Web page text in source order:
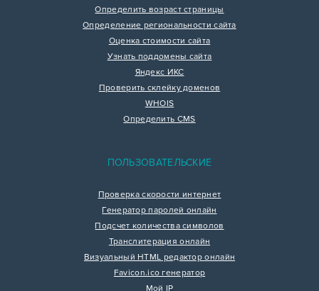
Определить возраст страницы
Определение региональности сайта
Оценка стоимости сайта
Узнать поддомены сайта
Яндекс ИКС
Проверить склейку доменов
WHOIS
Определить CMS
ПОЛЬЗОВАТЕЛЬСКИЕ
Проверка скорости интернет
Генератор паролей онлайн
Подсчет количества символов
Транслитерация онлайн
Визуальный HTML редактор онлайн
Favicon.ico генератор
Мой IP